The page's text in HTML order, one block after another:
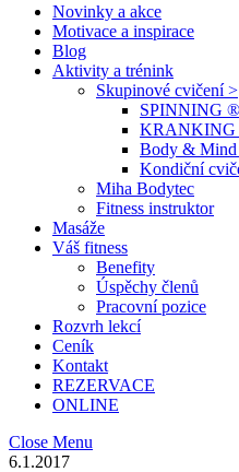
Novinky a akce
Motivace a inspirace
Blog
Aktivity a trénink
Skupinové cvičení >
SPINNING
Body & Mind
Kondiční
Miha Bodytec
Fitness instruktor
Masáže
Váš fitness
Benefity
Úspěchy členů
Pracovní pozice
Rozvrh lekcí
Ceník
Kontakt
REZERVACE
ONLINE
Close Menu
6.1.2017